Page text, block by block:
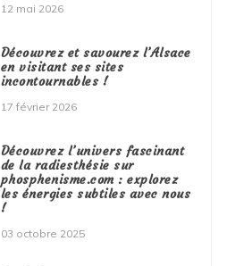
12 mai 2026
Découvrez et savourez l’Alsace
en visitant ses sites
incontournables !
17 février 2026
Découvrez l’univers fascinant
de la radiesthésie sur
phosphenisme.com : explorez
les énergies subtiles avec nous
!
03 octobre 2025